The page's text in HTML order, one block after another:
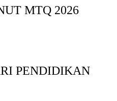
MTQ 2026
PENDIDIKAN